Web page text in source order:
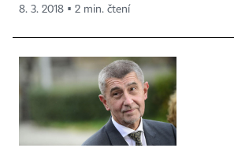
8. 3. 2018 ▪ 2 min. čtení